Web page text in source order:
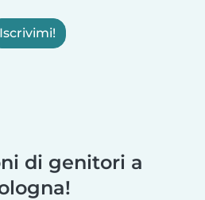
Iscrivimi!
di genitori a